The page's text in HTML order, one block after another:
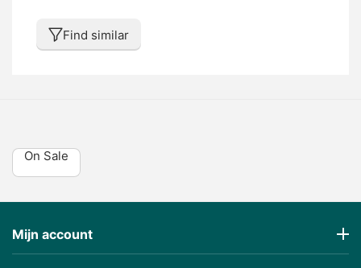
Find similar
On Sale
Mijn account